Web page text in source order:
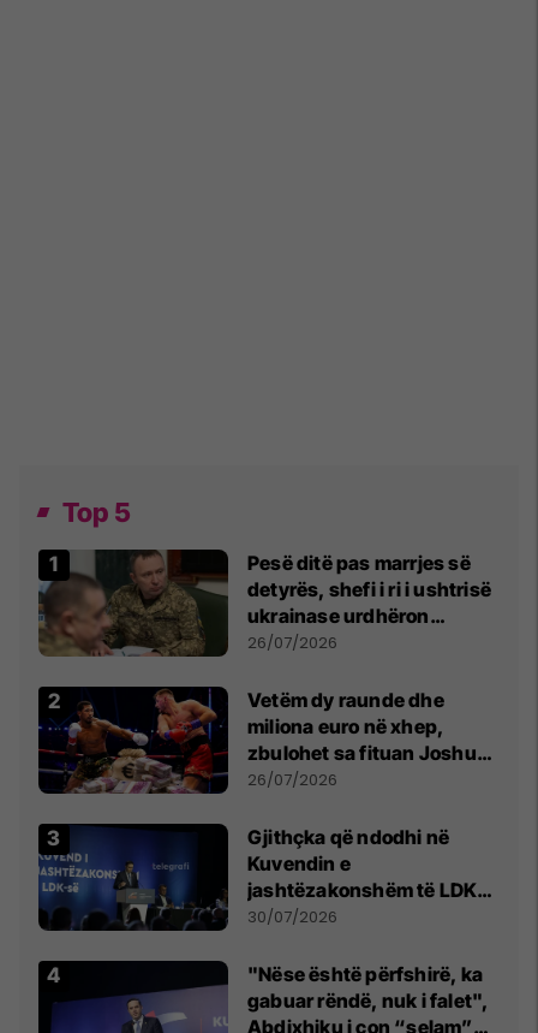
Top 5
Pesë ditë pas marrjes së
detyrës, shefi i ri i ushtrisë
ukrainase urdhëron
kontroll të madh
26/07/2026
Vetëm dy raunde dhe
miliona euro në xhep,
zbulohet sa fituan Joshua
e Prenga
26/07/2026
Gjithçka që ndodhi në
Kuvendin e
jashtëzakonshëm të LDK-
së
30/07/2026
"Nëse është përfshirë, ka
gabuar rëndë, nuk i falet",
Abdixhiku i çon “selam”